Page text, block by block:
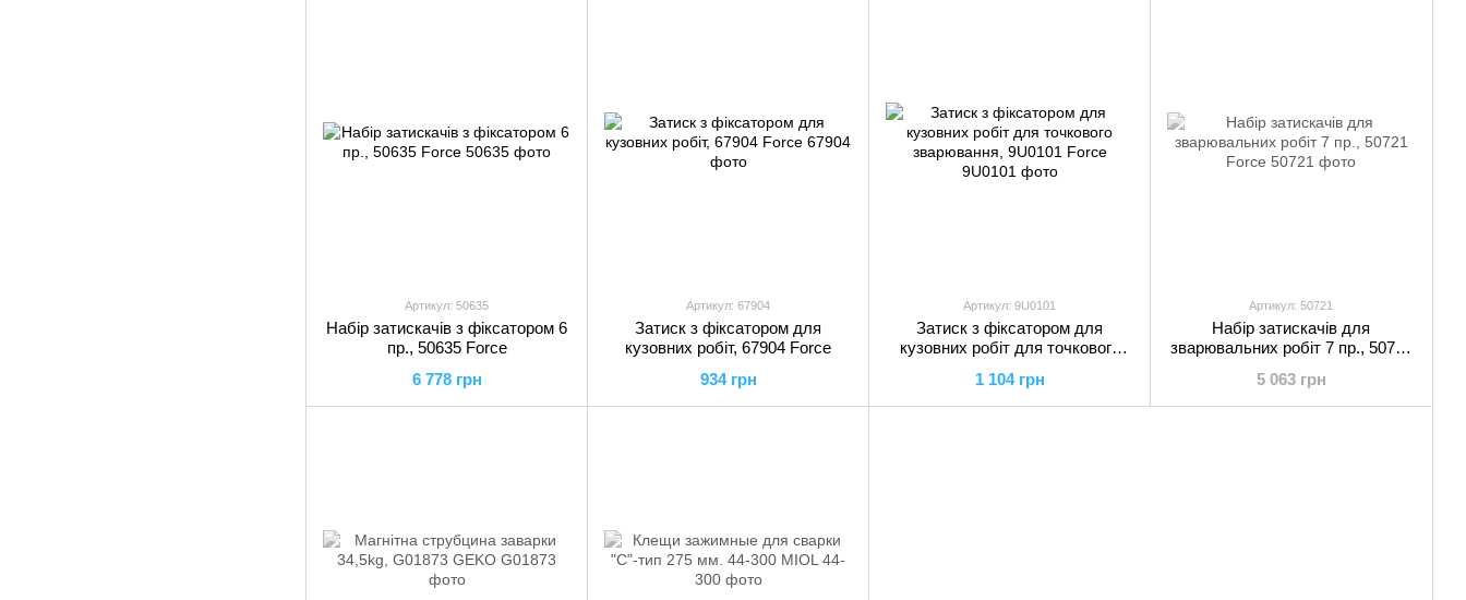
Артикул: 50635
Набір затискачів з фіксатором 6
пр., 50635 Force
6 778 грн
Артикул: 67904
Затиск з фіксатором для
кузовних робіт, 67904 Force
934 грн
Артикул: 9U0101
Затиск з фіксатором для
кузовних робіт для точкового
1 104 грн
Артикул: 50721
Набір затискачів для
зварювальних робіт 7 пр., 50721
5 063 грн